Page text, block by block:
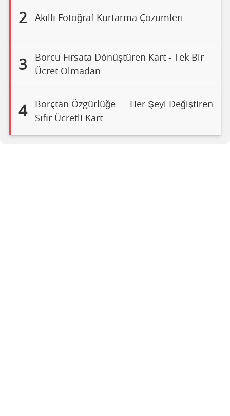
2 Akıllı Fotoğraf Kurtarma Çözümleri
3
Borcu Fırsata Dönüştüren Kart - Tek Bir
Ücret Olmadan
4
Borçtan Özgürlüğe — Her Şeyi Değiştiren
Sıfır Ücretli Kart